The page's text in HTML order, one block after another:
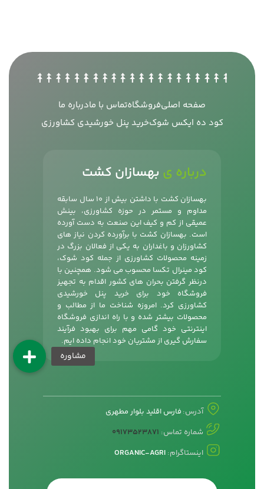
صفحه اصلیفروشگاهتماس با مادرباره ما
کود ده ایکس شوکخرید پنل خورشیدی کشاورزی
درباره ی بهسازان کشت
بهسازان کشت با داشتن بیش از 10 سال سابقه
مداوم و مستمر در حوزه کشاورزی، بینش
عمیقی از کم و کیف این صنعت به دست آورده
است. بهسازان کشت با برآورده کردن نیاز های
کشاورزان و باغداران به یکی از فعالان بزرگ در
زمینه محصولات کشاورزی از جمله کود شوک،
کود مینرال تکسا محسوب می شود. همچنین با
درنظر گرفتن بحران های کشور اقدام به تجهیز
فروشگاه خود برای خرید پنل خورشیدی
کشاورزی کرد. امروزه شناخت ما از مطالب و
محصولات بیشتر شده و با راه اندازی فروشگاه
اینترنتی خود گامی مهم برای بهبود فرآیند
سفارش گیری از مشتریان خود انجام داده ایم.
آدرس: فارس اقلید بلوار مطهری
شماره تماس: 09173523871
اینستاگرام:ORGANIC-AGRI